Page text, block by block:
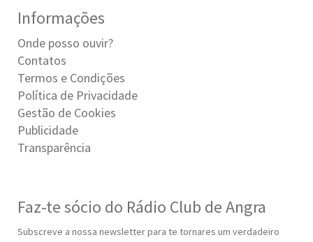
Informações
Onde posso ouvir?
Contatos
Termos e Condições
Política de Privacidade
Gestão de Cookies
Publicidade
Transparência
Faz-te sócio do Rádio Club de Angra
Subscreve a nossa newsletter para te tornares um verdadeiro